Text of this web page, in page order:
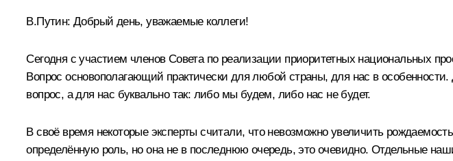
В.Путин: Добрый день, уважаемые коллеги!
Сегодня с участием членов Совета по реализации приоритетных национальных
Вопрос основополагающий практически для любой страны, для нас в
вопрос, а для нас буквально так: либо мы будем, либо нас не будет.
В своё время некоторые эксперты считали, что невозможно увеличить
определённую роль, но она не в последнюю очередь, это очевидно. Отдельные